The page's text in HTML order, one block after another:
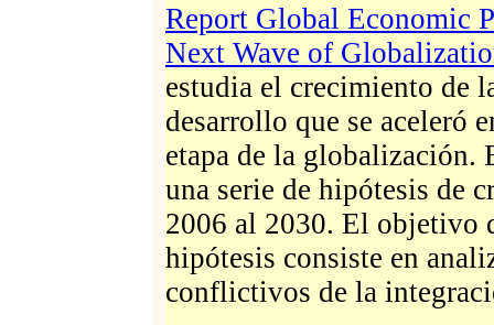
Report Global Economic
Next Wave of
estudia el crecimiento de
desarrollo que se aceleró
etapa de la globalización.
una serie de hipótesis de
2006 al 2030. El objetivo
hipótesis consiste en
conflictivos de la